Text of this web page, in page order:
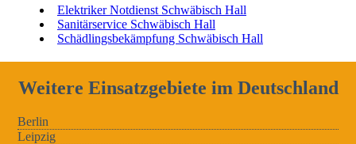
Elektriker Notdienst Schwäbisch Hall
Sanitärservice Schwäbisch Hall
Schädlingsbekämpfung Schwäbisch Hall
Weitere Einsatzgebiete im Deutschland
Berlin
Leipzig